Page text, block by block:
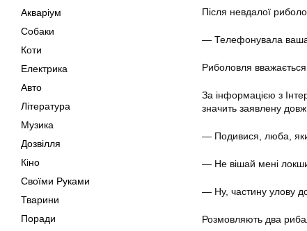
Акваріум
Собаки
Коти
Електрика
Авто
Література
Музика
Дозвілля
Кіно
Своїми Руками
Тварини
Поради
Після невдалої
— Телефонувала ваша
Риболовля вважається
За інформацією з
значить заявлену
— Подивися, люба,
— Не вішай мені
— Ну, частину улову
Розмовляють два